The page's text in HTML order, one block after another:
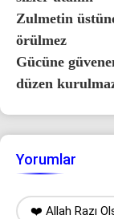
Zulmetin
örülmez
Gücüne
düzen
Yorumlar
❤️ Allah Razı